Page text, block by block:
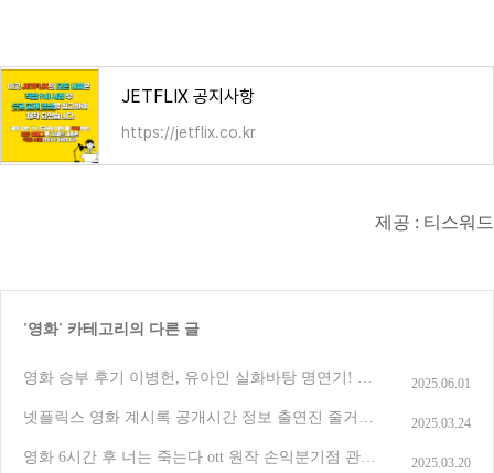
JETFLIX 공지사항
https://jetflix.co.kr
제공 : 티스워드
'영화' 카테고리의 다른 글
영화 승부 후기 이병헌, 유아인 실화바탕 명연기! 줄
2025.06.01
넷플릭스 영화 계시록 공개시간 정보 출연진 줄거리
2025.03.24
영화 6시간 후 너는 죽는다 ott 원작 손익분기점 관객
2025.03.20